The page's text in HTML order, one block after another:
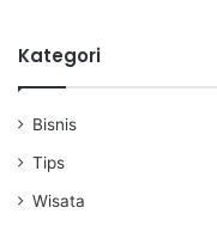
Kategori
Bisnis
Tips
Wisata